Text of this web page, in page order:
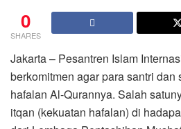
0
SHARES
Jakarta – Pesantren Islam
berkomitmen agar para santri
hafalan Al-Qurannya. Salah
itqan (kekuatan hafalan) di